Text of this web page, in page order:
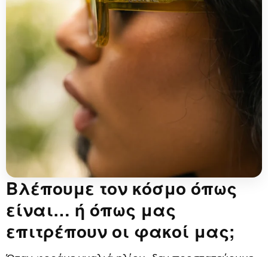
Βλέπουμε τον κόσμο όπως
είναι… ή όπως μας
επιτρέπουν οι φακοί μας;